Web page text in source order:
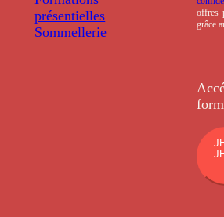
présentielles
Sommellerie
offres
grâce